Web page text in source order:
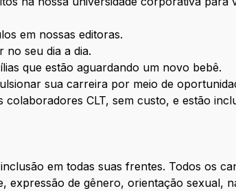
em nossas editoras.
no seu dia a dia.
que estão aguardando um novo bebê.
sua carreira por meio de
CLT, sem custo, e estão
em todas suas frentes. Todos os
expressão de gênero, orientação sexual,